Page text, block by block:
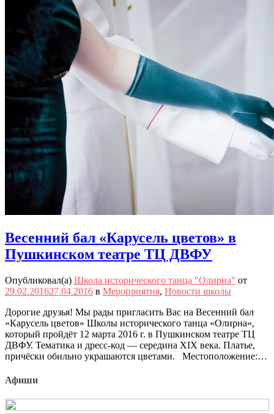
Весенний бал «Карусель цветов» в
Пушкинском театре ТЦ ДВФУ
Опубликовал(а) Школа исторического танца "Олирна" от
29.02.201627.04.2016 в Мероприятия, Новости школы
Дорогие друзья! Мы рады пригласить Вас на Весенний бал
«Карусель цветов» Школы исторического танца «Олирна»,
который пройдёт 12 марта 2016 г. в Пушкинском театре ТЦ
ДВФУ. Тематика и дресс-код — середина XIX века. Платье,
причёски обильно украшаются цветами. Местоположение:…
Афиши